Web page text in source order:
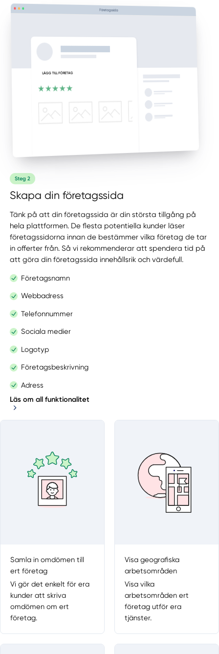
Steg 2
Skapa din företagssida
Tänk på att din företagssida är din största tillgång på
hela plattformen. De flesta potentiella kunder läser
företagssidorna innan de bestämmer vilka företag de tar
in offerter från. Så vi rekommenderar att spendera tid på
att göra din företagssida innehållsrik och värdefull.
Företagsnamn
Webbadress
Telefonnummer
Sociala medier
Logotyp
Företagsbeskrivning
Adress
Läs om all funktionalitet
Samla in omdömen till
ert företag
Vi gör det enkelt för era
kunder att skriva
omdömen om ert
företag.
Visa geografiska
arbetsområden
Visa vilka
arbetsområden ert
företag utför era
tjänster.